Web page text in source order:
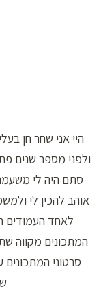
היי אני שחר חן
ולפני מספר שנים
סתם היה לי
אוהב להכין לי
לאחד העמודים
המתכונים מקווה
סרטוני המתכונים